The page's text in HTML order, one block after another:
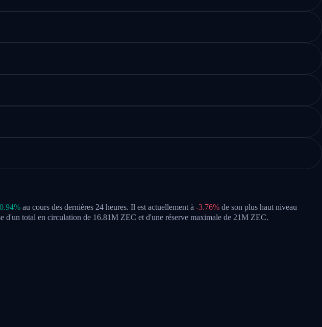
au cours des dernières 24 heures. Il est actuellement à -3.76% de son plus haut niveau
d'un total en circulation de 16.81M ZEC et d'une réserve maximale de 21M ZEC.